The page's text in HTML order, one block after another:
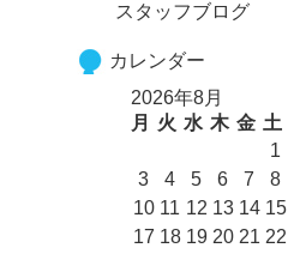
スタッフブログ
カレンダー
2026年8月
月
火 水 木 金 土
1
3
4 5 6 7 8
10 11 12 13 14 15
17 18 19 20 21 22